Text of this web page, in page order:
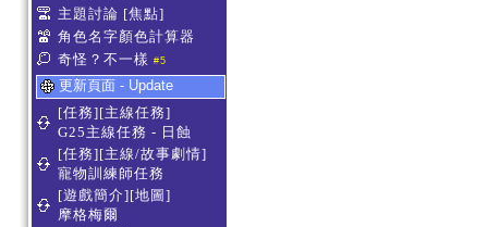
主題討論 [焦點]
角色名字顏色計算器
奇怪？不一樣 #5
更新頁面 - Update
[任務][主線任務]
G25主線任務 - 日蝕
[任務][主線/故事劇情]
寵物訓練師任務
[遊戲簡介][地圖]
摩格梅爾